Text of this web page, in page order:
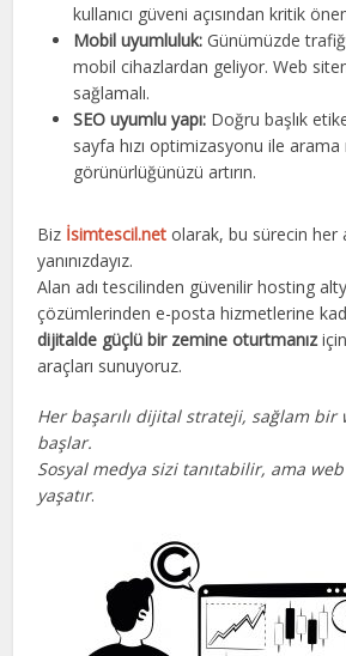
kullanıcı güveni açısından kritik
Mobil uyumluluk: Günümüzde
mobil cihazlardan geliyor. Web
sağlamalı.
SEO uyumlu yapı: Doğru başlık
sayfa hızı optimizasyonu ile
görünürlüğünüzü artırın.
Biz İsimtescil.net olarak, bu sürecin her
yanınızdayız.
Alan adı tescilinden güvenilir hosting
çözümlerinden e-posta hizmetlerine
dijitalde güçlü bir zemine oturtmanız
araçları sunuyoruz.
Her başarılı dijital strateji, sağlam bir
başlar.
Sosyal medya sizi tanıtabilir, ama
yaşatır.